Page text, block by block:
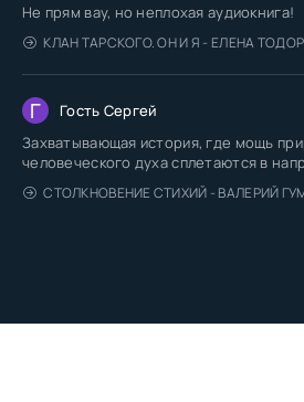
Не прям вау, но неплохая аудиокнига!
КЛАН ТАРСКОГО. ОН И Я - ЕЛЕНА
Г Гость Сергей
Захватывающая история, где мощь
человеческого духа сплетаются в
СТОЛКНОВЕНИЕ СТИХИЙ - ВАЛЕРИЙ